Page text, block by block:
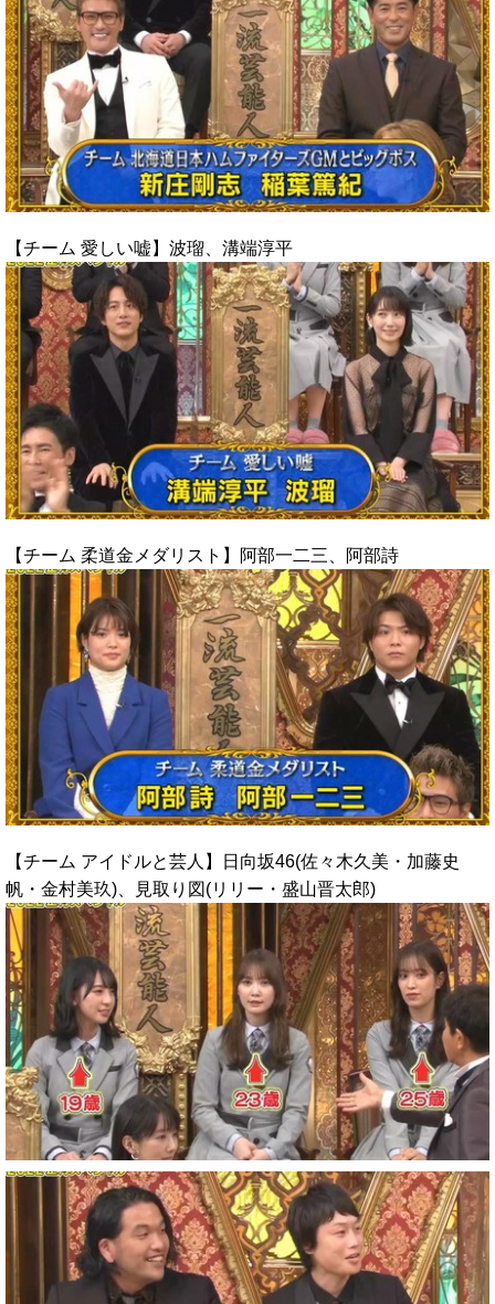
【チーム 愛しい嘘】波瑠、溝端淳平
【チーム 柔道金メダリスト】阿部一二三、阿部詩
【チーム アイドルと芸人】日向坂46(佐々木久美・加藤史
帆・金村美玖)、見取り図(リリー・盛山晋太郎)